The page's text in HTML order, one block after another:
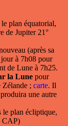
plan équatorial,
de Jupiter 21°
(après sa
à 7h08 pour
de Lune à 7h25.
la Lune pour
Zélande ; carte. Il
une autre
le plan écliptique,
CAP)